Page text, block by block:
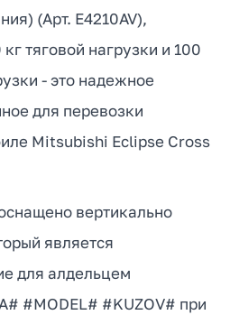
(Арт. E4210AV),
тяговой нагрузки и 100
- это надежное
для перевозки
Mitsubishi Eclipse Cross
вертикально
является
для алдельцем
#MODEL# #KUZOV# при